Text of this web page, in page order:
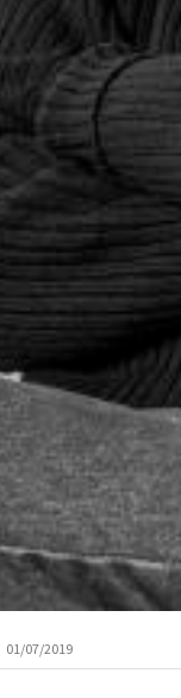
01/07/2019